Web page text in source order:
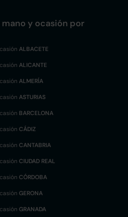
y ocasión por
ALBACETE
ALICANTE
ALMERÍA
ASTURIAS
BARCELONA
CÁDIZ
CANTABRIA
CIUDAD REAL
CÓRDOBA
GERONA
GRANADA